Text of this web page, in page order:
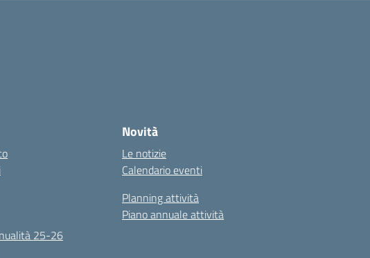
25-26
Novità
Le notizie
Calendario eventi
Planning attività
Piano annuale attività